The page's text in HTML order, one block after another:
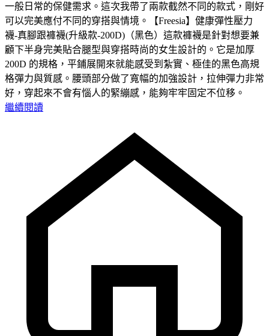
一般日常的保健需求。這次我帶了兩款截然不同的款式，剛好
可以完美應付不同的穿搭與情境。【Freesia】健康彈性壓力
襪-真腳跟褲襪(升級款-200D)（黑色）這款褲襪是針對想要兼
顧下半身完美貼合腿型與穿搭時尚的女生設計的。它是加厚
200D 的規格，平鋪展開來就能感受到紮實、極佳的黑色高規
格彈力與質感。腰頭部分做了寬幅的加強設計，拉伸彈力非常
好，穿起來不會有惱人的緊繃感，能夠牢牢固定不位移。
繼續閱讀